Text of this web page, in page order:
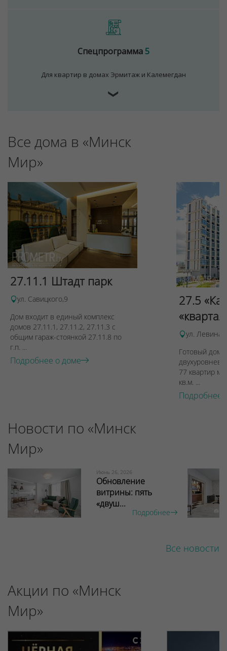
Спецпрограмма5
Для квартир в домах Эрмитаж и Калемегдан
❯
Все дома в «Минск
Мир»
27.11.1 Штадт парк
ул. Савицкого,9
Дом входит в единый комплекс
домов 27.11.1, 27.11.2, 27.11.3 с
общим гараж-стоянкой 27.11.8 по
г.п. ...
Подробнее о доме
27.5
ул. Левина,
Готовый дом
77 квартир
кв.м. ...
Подробнее
Новости по «Минск
Мир»
Июнь 26, 2026
Обновление
витрины: пять
«двуш...
Подробнее
Все новости
Акции по «Минск
Мир»
используются cookies